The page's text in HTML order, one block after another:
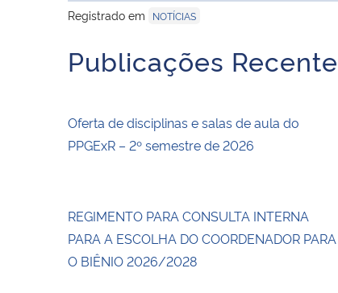
Registrado em
NOTÍCIAS
Publicações
Oferta de disciplinas e salas de aula do
PPGExR – 2º semestre de 2026
REGIMENTO PARA CONSULTA INTERNA
PARA A ESCOLHA DO COORDENADOR PARA
O BIÊNIO 2026/2028